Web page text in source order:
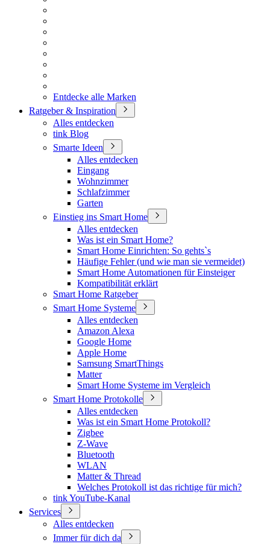
Entdecke alle Marken
Ratgeber & Inspiration
Alles entdecken
tink Blog
Smarte Ideen
Alles entdecken
Eingang
Wohnzimmer
Schlafzimmer
Garten
Einstieg ins Smart Home
Alles entdecken
Was ist ein Smart Home?
Smart Home Einrichten: So gehts`s
Häufige Fehler (und wie man sie vermeidet)
Smart Home Automationen für Einsteiger
Kompatibilität erklärt
Smart Home Ratgeber
Smart Home Systeme
Alles entdecken
Amazon Alexa
Google Home
Apple Home
Samsung SmartThings
Matter
Smart Home Systeme im Vergleich
Smart Home Protokolle
Alles entdecken
Was ist ein Smart Home Protokoll?
Zigbee
Z-Wave
Bluetooth
WLAN
Matter & Thread
Welches Protokoll ist das richtige für mich?
tink YouTube-Kanal
Services
Alles entdecken
Immer für dich da